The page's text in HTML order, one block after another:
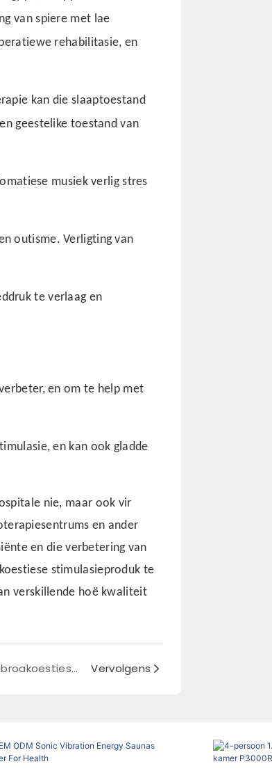
van spiere met lae
rehabilitasie, en
kan die slaaptoestand
geestelike toestand van
musiek verlig stres
outisme. Verligting van
te verlaag en
en om te help met
en kan ook gladde
nie, maar ook vir
en ander
en die verbetering van
stimulasieproduk te
verskillende hoë kwaliteit
Wat is die voordele van vibroakoestiese terapie? Vervolgens